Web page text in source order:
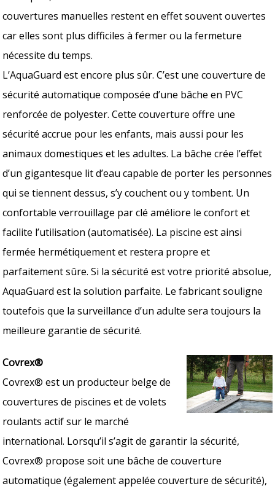
couvertures manuelles restent en effet souvent ouvertes
car elles sont plus difficiles à fermer ou la fermeture
nécessite du temps.
L’AquaGuard est encore plus sûr. C’est une couverture de
sécurité automatique composée d’une bâche en PVC
renforcée de polyester. Cette couverture offre une
sécurité accrue pour les enfants, mais aussi pour les
animaux domestiques et les adultes. La bâche crée l’effet
d’un gigantesque lit d’eau capable de porter les personnes
qui se tiennent dessus, s’y couchent ou y tombent. Un
confortable verrouillage par clé améliore le confort et
facilite l’utilisation (automatisée). La piscine est ainsi
fermée hermétiquement et restera propre et
parfaitement sûre. Si la sécurité est votre priorité absolue,
AquaGuard est la solution parfaite. Le fabricant souligne
toutefois que la surveillance d’un adulte sera toujours la
meilleure garantie de sécurité.
Covrex®
Covrex® est un producteur belge de
couvertures de piscines et de volets
roulants actif sur le marché
international. Lorsqu’il s’agit de garantir la sécurité,
Covrex® propose soit une bâche de couverture
automatique (également appelée couverture de sécurité),